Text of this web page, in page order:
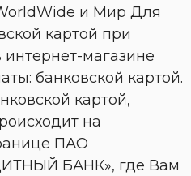
и Мир Для
картой при
магазине
банковской картой.
картой,
на
ПАО
БАНК», где Вам